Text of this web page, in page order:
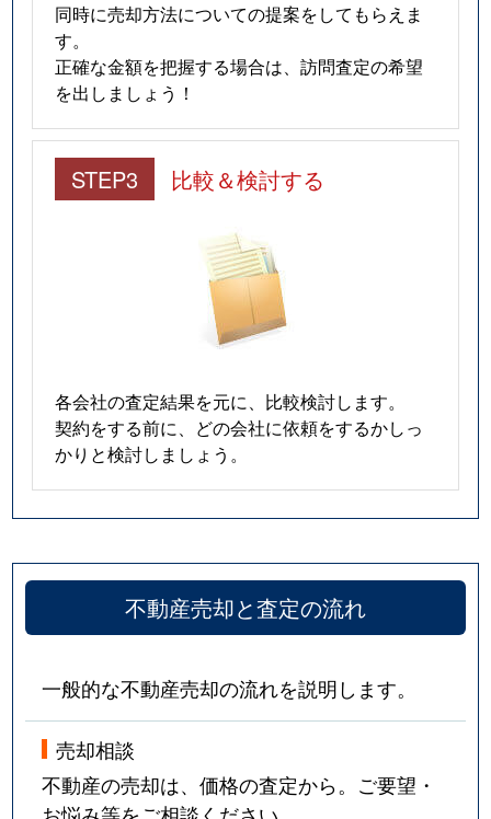
同時に売却方法についての提案をしてもらえま
す。
正確な金額を把握する場合は、訪問査定の希望
を出しましょう！
STEP3 比較＆検討する
各会社の査定結果を元に、比較検討します。
契約をする前に、どの会社に依頼をするかしっ
かりと検討しましょう。
不動産売却と査定の流れ
一般的な不動産売却の流れを説明します。
売却相談
不動産の売却は、価格の査定から。ご要望・
お悩み等をご相談ください。